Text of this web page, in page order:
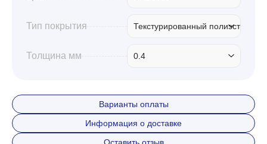
Тип покрытия Текстурированный полиэстер
Толщина мм 0.4
Варианты оплаты
Информация о доставке